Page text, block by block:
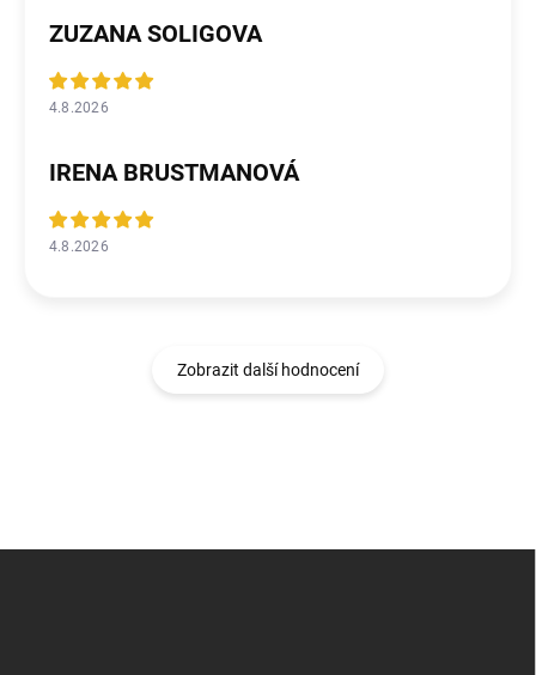
ZUZANA SOLIGOVA
4.8.2026
IRENA BRUSTMANOVÁ
4.8.2026
Zobrazit další hodnocení